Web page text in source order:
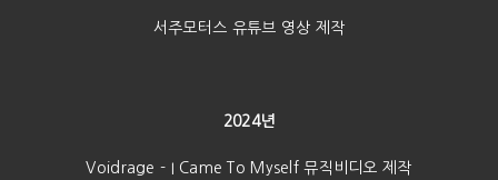
서주모터스 유튜브 영상 제작
2024년
Voidrage - I Came To Myself 뮤직비디오 제작